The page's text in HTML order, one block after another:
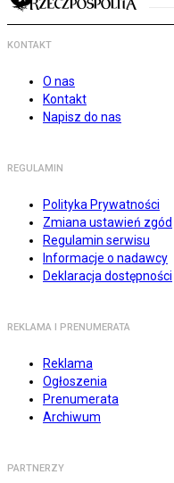
KONTAKT
O nas
Kontakt
Napisz do nas
REGULAMIN
Polityka Prywatności
Zmiana ustawień zgód
Regulamin serwisu
Informacje o nadawcy
Deklaracja dostępności
REKLAMA I PRENUMERATA
Reklama
Ogłoszenia
Prenumerata
Archiwum
PARTNERZY